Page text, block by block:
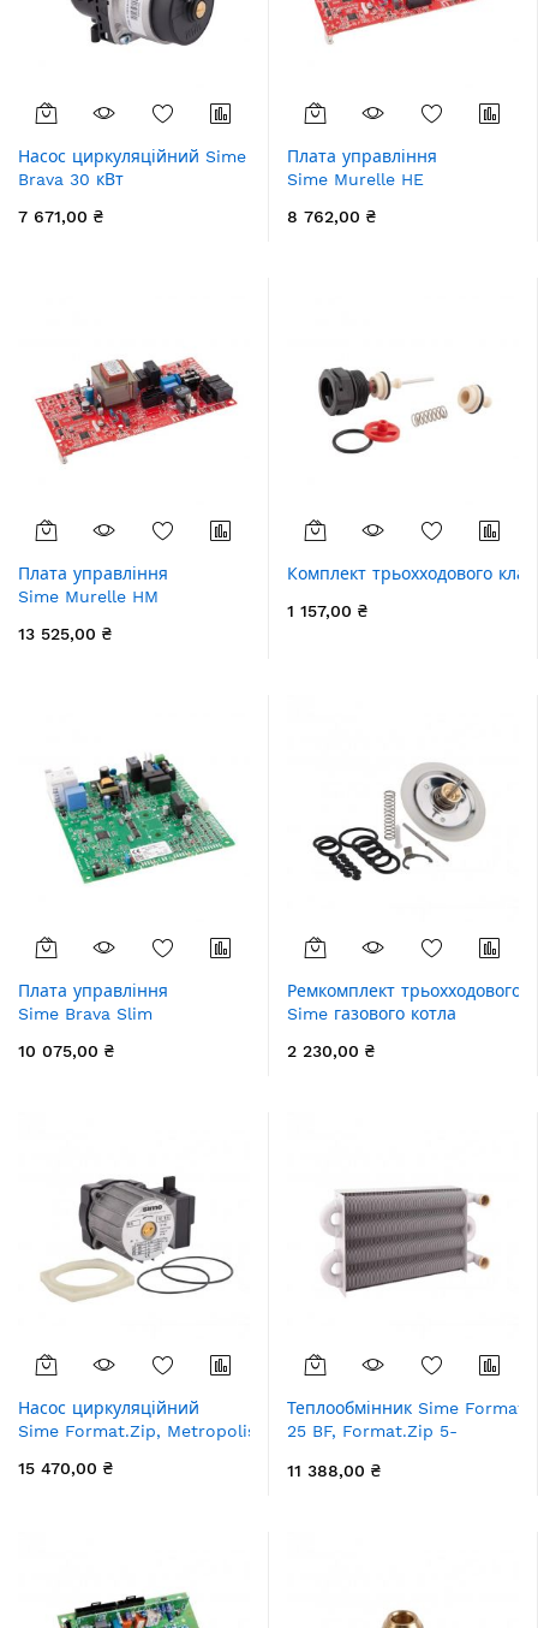
Насос циркуляційний Sime
Brava 30 кВт
7 671,00 ₴
Плата управління
Sime Murelle HE
8 762,00 ₴
Плата управління
Sime Murelle HM
13 525,00 ₴
Комплект трьохходового
1 157,00 ₴
Плата управління
Sime Brava Slim
10 075,00 ₴
Ремкомплект трьохходового
Sime газового котла
2 230,00 ₴
Насос циркуляційний
Sime Format.Zip, Metropolis DAB VA55 25 кВт
15 470,00 ₴
Теплообмінник Sime
25 BF, Format.Zip 5-
11 388,00 ₴